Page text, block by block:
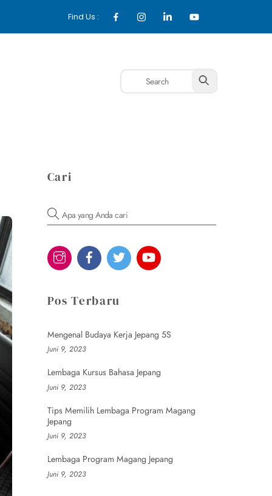
Find Us :
Cari
Pos Terbaru
Mengenal Budaya Kerja Jepang 5S
Juni 9, 2023
Lembaga Kursus Bahasa Jepang
Juni 9, 2023
Tips Memilih Lembaga Program Magang
Jepang
Juni 9, 2023
Lembaga Program Magang Jepang
Juni 9, 2023